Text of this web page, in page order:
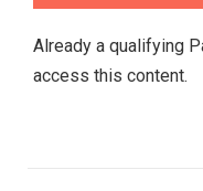
Already a qualifying
access this content.